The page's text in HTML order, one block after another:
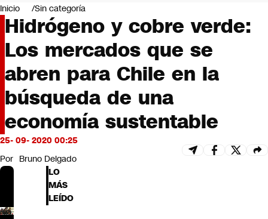
Negocios
Deportes
Programas completos
Cultura
Servicios
Bits
CNN Data
CNN tiempo
Futuro 360
Opinión
Inicio Sin categoría
Hidrógeno y cobre verde:
Los mercados que se
abren para Chile en la
búsqueda de una
economía sustentable
25- 09- 2020 00:25
Por Bruno Delgado
LO
MÁS
LEÍDO